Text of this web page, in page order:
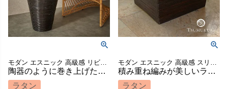
陶器のように巻き上げたラタンの壷型バスケット 造花・ドライフラワー用 高さ60cm 水入れ不可 TSUMUKURI [6301]
ラタン
積み重ね編みが美しいラタンのランドリーバスケット TSUMUKURI 約W41×D34×H26cm [6256]
ラタン